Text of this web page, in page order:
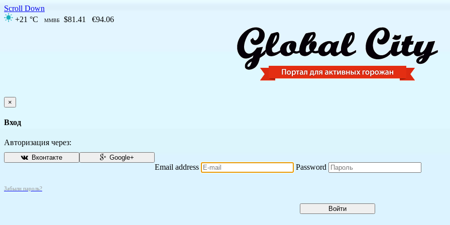
Scroll Down
+21 °C
ММВБ $81.41 €94.06
×
Вход
Авторизация через:
Вконтакте Google+
Email address Password
Забыли пароль?
Войти